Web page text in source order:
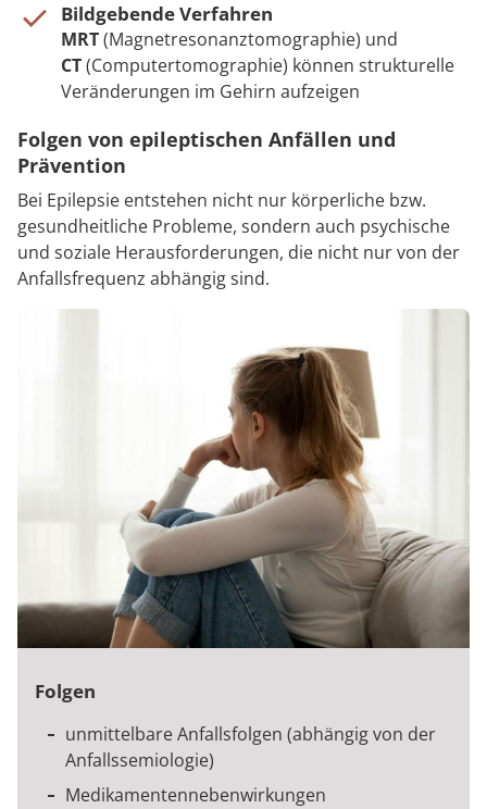
Bildgebende Verfahren
MRT(Magnetresonanztomographie) und
CT(Computertomographie) können strukturelle
Veränderungen im Gehirn aufzeigen
Folgen von epileptischen Anfällen und
Prävention
Bei Epilepsie entstehen nicht nur körperliche bzw.
gesundheitliche Probleme, sondern auch psychische
und soziale Herausforderungen, die nicht nur von der
Anfallsfrequenz abhängig sind.
Folgen
unmittelbare Anfallsfolgen (abhängig von der
Anfallssemiologie)
Medikamentennebenwirkungen